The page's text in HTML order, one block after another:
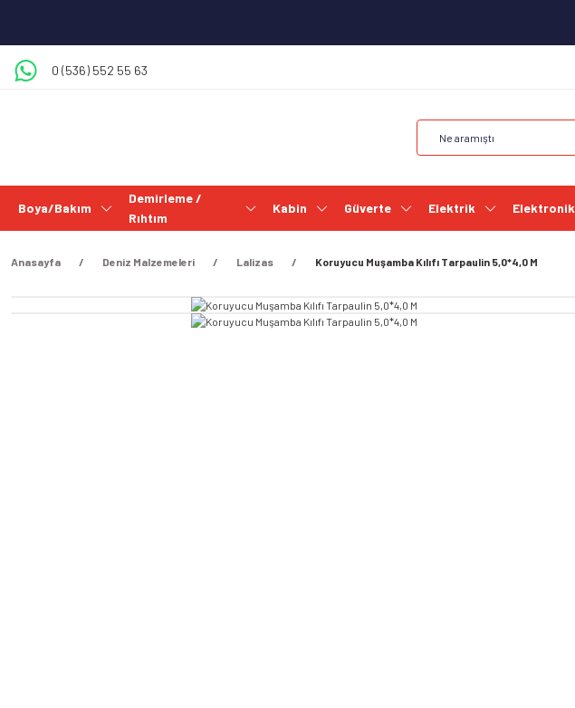
0 (536) 552 55 63
Boya/Bakım
Demirleme /
Rıhtım
Kabin Güverte Elektrik Elektronik
Anasayfa Deniz Malzemeleri Lalizas Koruyucu Muşamba Kılıfı Tarpaulin 5,0*4,0 M